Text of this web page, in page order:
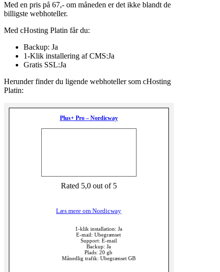
Med en pris på 67,- om måneden er det ikke blandt de
billigste webhoteller.
Med cHosting Platin får du:
Backup: Ja
1-Klik installering af CMS:Ja
Gratis SSL:Ja
Herunder finder du ligende webhoteller som cHosting
Platin:
Plus+ Pro – Nordicway
Rated 5,0 out of 5
Læs mere om Nordicway
1-klik installation: Ja
E-mail: Ubegrænset
Support: E-mail
Backup: Ja
Plads: 20 gb
Månedlig trafik: Ubegrænset GB